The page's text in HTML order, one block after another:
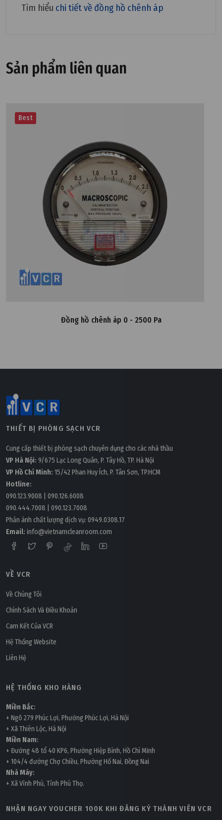
Tìm hiểu chi tiết về đồng hồ chênh áp
Sản phẩm liên quan
Best
Đồng hồ chênh áp 0 - 2500 Pa
THIẾT BỊ PHÒNG SẠCH VCR
Cung cấp thiết bị phòng sạch chuyên dụng cho các nhà thầu
VP Hà Nội: 9/675 Lạc Long Quân, P. Tây Hồ, TP. Hà Nội
VP Hồ Chí Minh: 15/42 Phan Huy Ích, P. Tân Sơn, TP.HCM
Hotline:
090.123.9008
090.126.6008
090.444.7008
090.123.7008
Phản ánh chất lượng dịch vụ: 0949.0308.17
Email: info@vietnamcleanroom.com
VỀ VCR
Về Chúng Tôi
Chính Sách Và Điều Khoản
Cam Kết Của VCR
Hệ Thống Website
Liên Hệ
HỆ THỐNG KHO HÀNG
Miền Bắc:
+ Ngõ 279 Phúc Lợi, Phường Phúc Lợi, Hà Nội
+ Xã Thiên Lộc, Hà Nội
Miền Nam:
+ Đường 48 tổ 40 KP6, Phường Hiệp Bình, Hồ Chí Minh
+ 104/4 đường Chợ Chiều, Phường Hố Nai, Đồng Nai
Nhà Máy:
+ Xã Vĩnh Phú, Tỉnh Phú Thọ.
NHẬN NGAY VOUCHER 100K KHI ĐĂNG KÝ THÀNH VIÊN VCR